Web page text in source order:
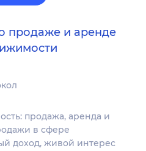
продаже и аренде
продажа, аренда и
в сфере
доход, живой интерес